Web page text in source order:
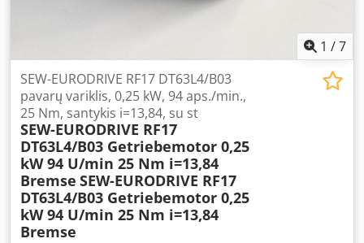
1 /7
SEW-EURODRIVE RF17 DT63L4/B03
pavarų variklis, 0,25 kW, 94 aps./min.,
25 Nm, santykis i=13,84, su st
SEW-EURODRIVE RF17
DT63L4/B03 Getriebemotor 0,25
kW 94 U/min 25 Nm i=13,84
Bremse SEW-EURODRIVE RF17
DT63L4/B03 Getriebemotor 0,25
kW 94 U/min 25 Nm i=13,84
Bremse